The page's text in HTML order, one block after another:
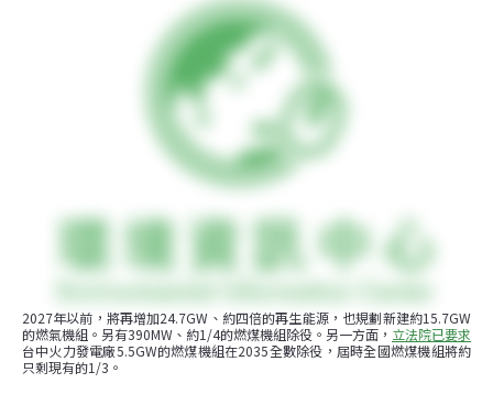
2027年以前，將再增加24.7GW、約四倍的再生能源，也規劃新建約15.7GW
的燃氣機組。另有390MW、約1/4的燃煤機組除役。另一方面， 立法院已要求
台中火力發電廠5.5GW的燃煤機組在2035全數除役，屆時全國燃煤機組將約
只剩現有的1/3。